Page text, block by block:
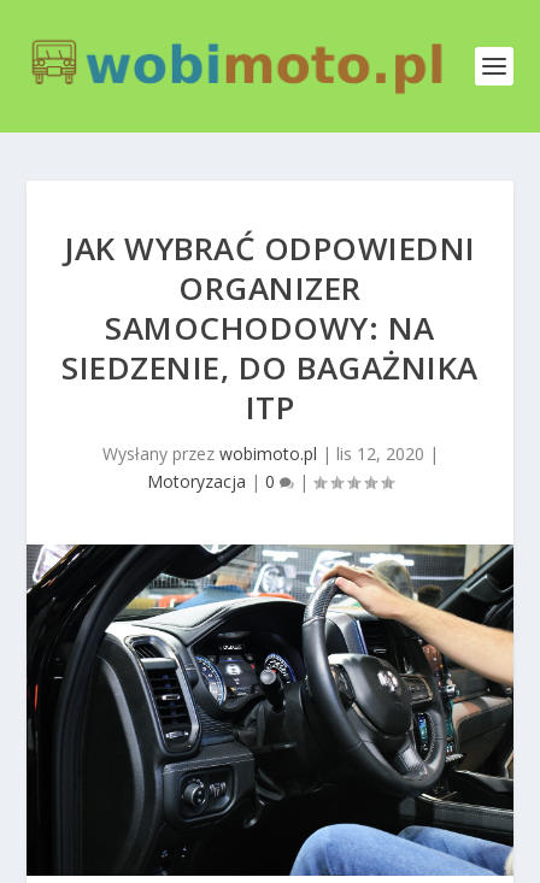
JAK WYBRAĆ ODPOWIEDNI
ORGANIZER
SAMOCHODOWY: NA
SIEDZENIE, DO BAGAŻNIKA
ITP
Wysłany przez wobimoto.pl | lis 12, 2020 |
Motoryzacja | 0 |